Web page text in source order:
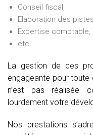
Conseil fiscal,
Elaboration des
Expertise comptable,
etc.
La gestion de ces
engageante pour toute
n’est pas réalisée
lourdement votre
Nos prestations